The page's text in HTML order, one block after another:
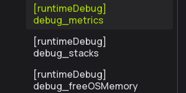
[runtimeDebug]
debug_metrics
[runtimeDebug]
debug_stacks
[runtimeDebug]
debug_freeOSMemory